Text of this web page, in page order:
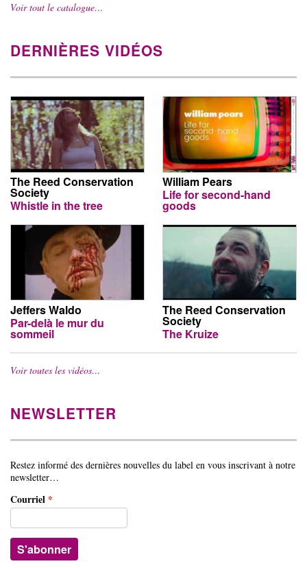
Voir tout le catalogue…
DERNIÈRES VIDÉOS
The Reed Conservation
Society
Whistle in the tree
William Pears
Life for second-hand
goods
Jeffers Waldo
Par-delà le mur du
sommeil
The Reed Conservation
Society
The Kruize
Voir toutes les vidéos…
NEWSLETTER
Restez informé des dernières nouvelles du label en vous inscrivant à notre
newsletter…
Courriel *